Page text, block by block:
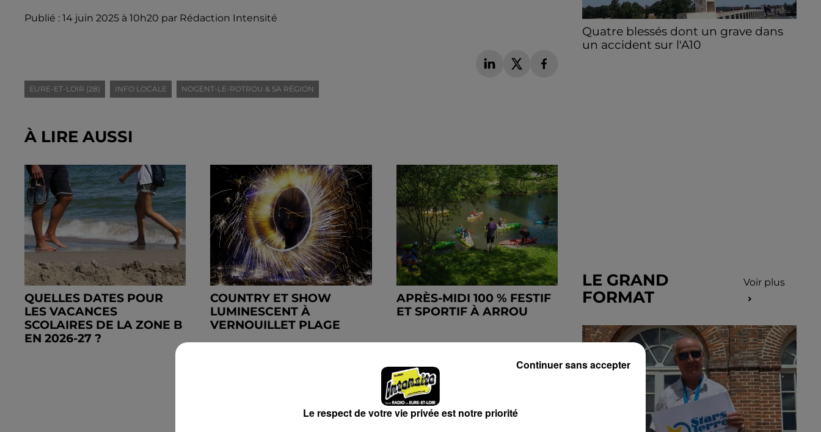
Publié : 14 juin 2025 à 10h20 par Rédaction Intensité
EURE-ET-LOIR (28) INFO LOCALE NOGENT-LE-ROTROU & SA RÉGION
À LIRE AUSSI
QUELLES DATES POUR
LES VACANCES
SCOLAIRES DE LA ZONE B
EN 2026-27 ?
COUNTRY ET SHOW
LUMINESCENT À
VERNOUILLET PLAGE
APRÈS-MIDI 100 % FESTIF
ET SPORTIF À ARROU
Quatre blessés dont un grave dans
un accident sur l'A10
LE GRAND
FORMAT
Voir plus
Le respect de votre vie privée est notre priorité
Continuer sans accepter